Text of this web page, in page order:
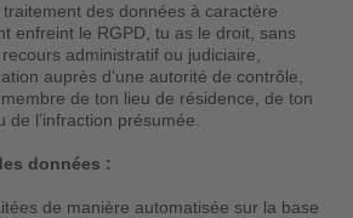
des données à caractère
enfreint le RGPD, tu as le droit, sans
administratif ou judiciaire,
auprès d’une autorité de contrôle,
de ton lieu de résidence, de ton
l’infraction présumée.
données :
de manière automatisée sur la base